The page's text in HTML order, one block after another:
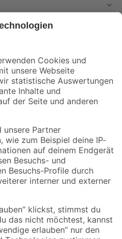
und Aktionen mehr verpassen!
Versandarten